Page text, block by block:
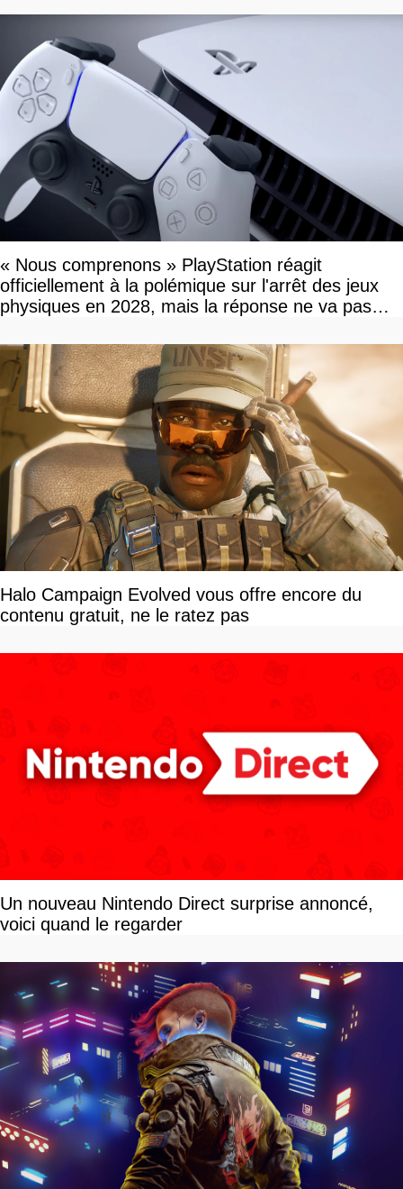
« Nous comprenons » PlayStation réagit
officiellement à la polémique sur l'arrêt des jeux
physiques en 2028, mais la réponse ne va pas
Halo Campaign Evolved vous offre encore du
contenu gratuit, ne le ratez pas
Un nouveau Nintendo Direct surprise annoncé,
voici quand le regarder